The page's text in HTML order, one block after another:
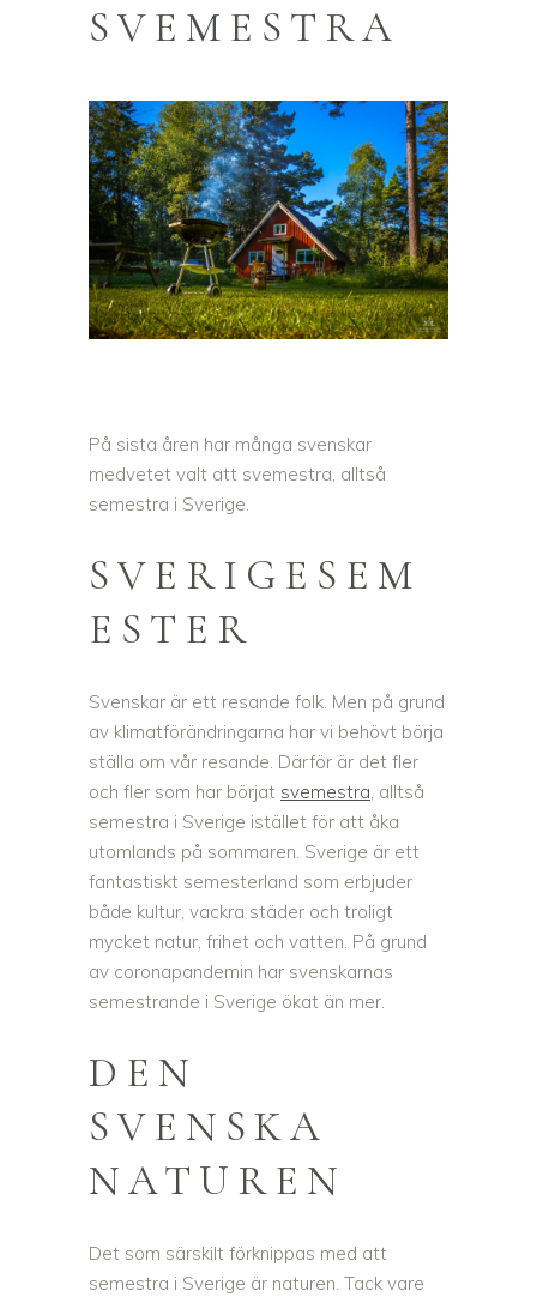
SVEMESTRA
På sista åren har många svenskar
medvetet valt att svemestra, alltså
semestra i Sverige.
SVERIGESEM
ESTER
Svenskar är ett resande folk. Men på grund
av klimatförändringarna har vi behövt börja
ställa om vår resande. Därför är det fler
och fler som har börjat svemestra, alltså
semestra i Sverige istället för att åka
utomlands på sommaren. Sverige är ett
fantastiskt semesterland som erbjuder
både kultur, vackra städer och troligt
mycket natur, frihet och vatten. På grund
av coronapandemin har svenskarnas
semestrande i Sverige ökat än mer.
DEN
SVENSKA
NATUREN
Det som särskilt förknippas med att
semestra i Sverige är naturen. Tack vare